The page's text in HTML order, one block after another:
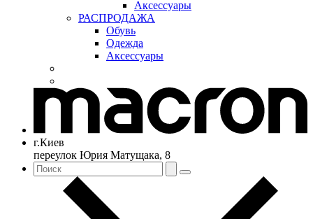
Аксессуары
РАСПРОДАЖА
Обувь
Одежда
Аксессуары
г.Киев
переулок Юрия Матущака, 8